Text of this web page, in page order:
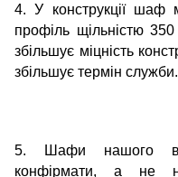
4. У конструкції шаф
профіль щільністю
збільшує міцність
збільшує термін служби.
5. Шафи нашого
конфірмати, а не